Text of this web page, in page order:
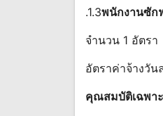
.1.3พนักงานซัก
จำนวน 1 อัตรา
อัตราค่าจ้างวั
คุณสมบัติเฉพา